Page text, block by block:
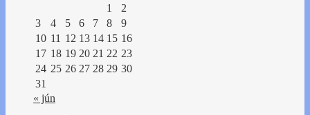
1
2
3
4 5 6 7 8
9
10 11 12 13 14 15 16
17 18 19 20 21 22 23
24 25 26 27 28 29 30
31
« jún